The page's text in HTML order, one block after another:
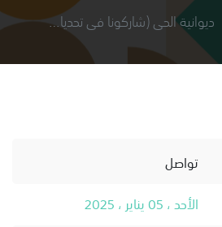
ديوانية الحي (شاركونا في تحديات وأنشطة جماعية )
تواصل
الأحد ، 05 يناير ، 2025